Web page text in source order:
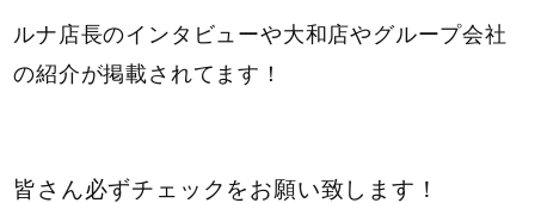
ルナ店長のインタビューや大和店やグループ会社
の紹介が掲載されてます！
皆さん必ずチェックをお願い致します！